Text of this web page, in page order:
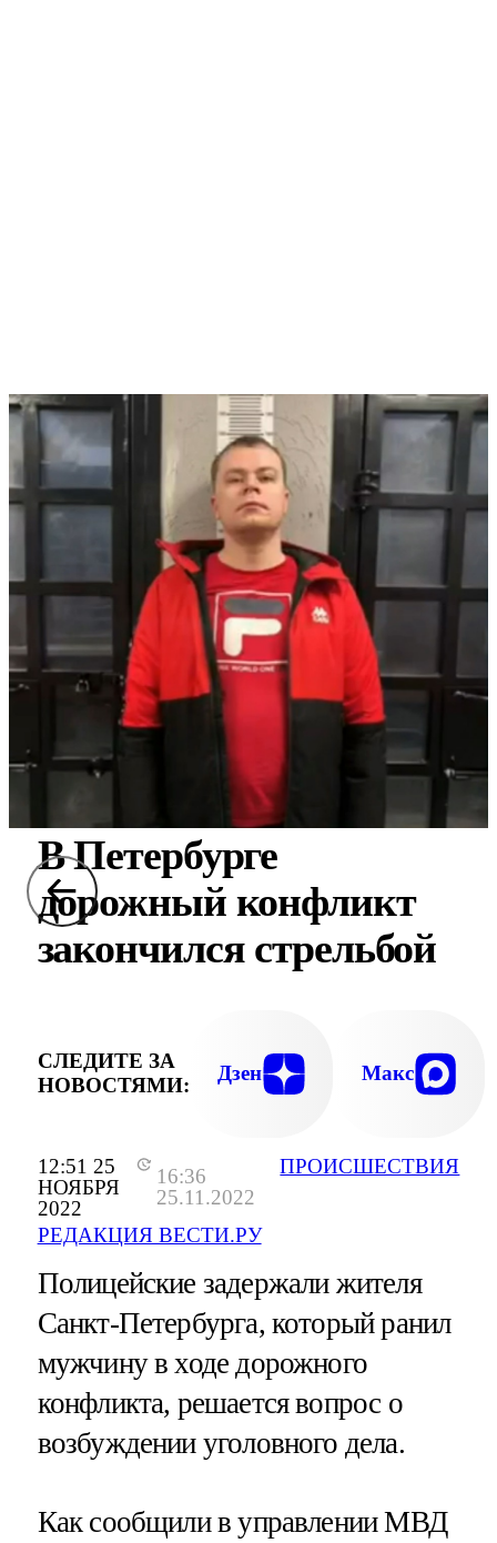
12:51 25
НОЯБРЯ
2022
16:36
25.11.2022
РЕДАКЦИЯ ВЕСТИ.РУ
ПРОИСШЕСТВИЯ
В Петербурге
дорожный конфликт
закончился стрельбой
СЛЕДИТЕ ЗА
НОВОСТЯМИ:
Дзен Макс
Полицейские задержали жителя
Санкт-Петербурга, который ранил
мужчину в ходе дорожного
конфликта, решается вопрос о
возбуждении уголовного дела.
Как сообщили в управлении МВД